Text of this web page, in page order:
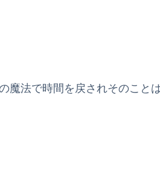
魔法で時間を戻されそのこと